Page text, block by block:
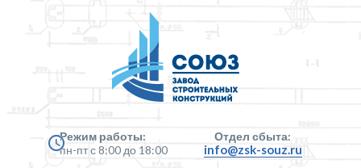
Режим работы:
пн-пт с 8:00 до 18:00
Отдел сбыта:
info@zsk-souz.ru